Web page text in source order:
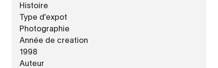
Histoire
Type d’expot
Photographie
Année de creation
1998
Auteur